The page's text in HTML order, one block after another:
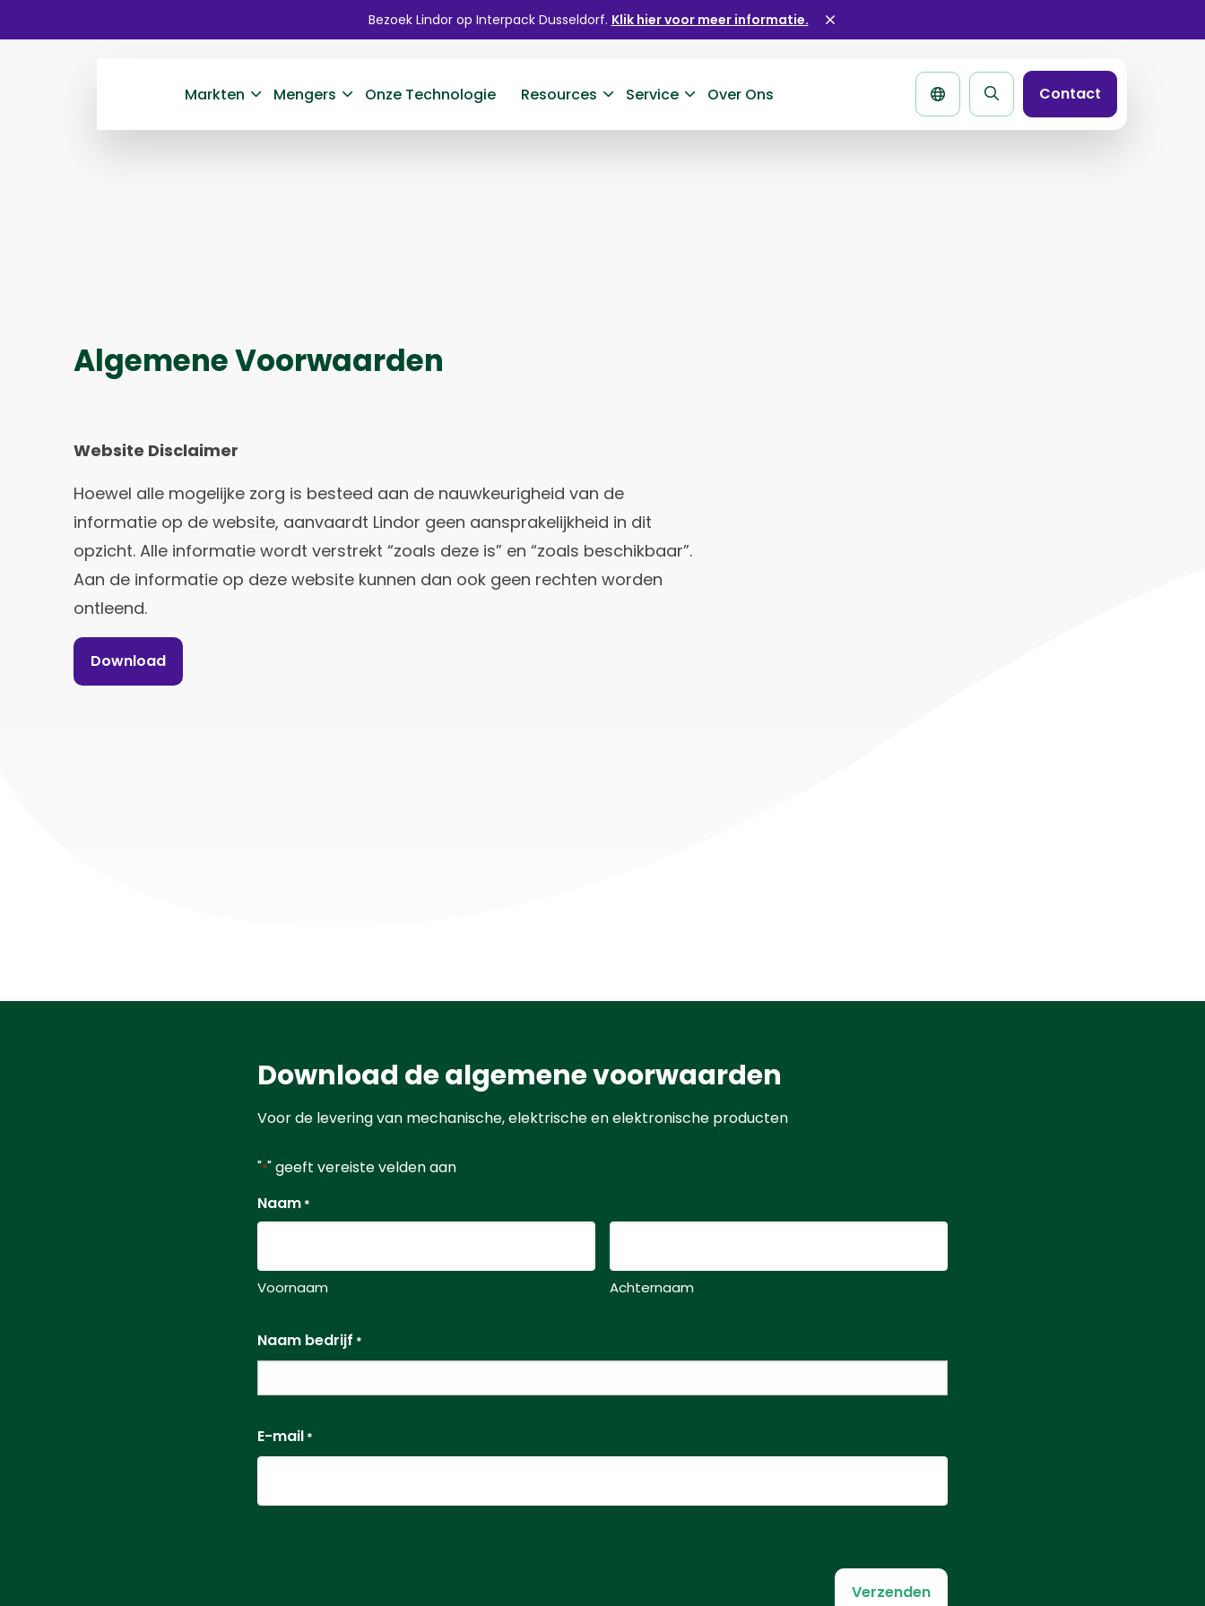
Bezoek Lindor op Interpack Dusseldorf. Klik hier voor meer informatie.
Markten Mengers Onze Technologie Resources Service Over Ons
Zoek
pagina
Contact
Algemene Voorwaarden
Website Disclaimer
Hoewel alle mogelijke zorg is besteed aan de nauwkeurigheid van de
informatie op de website, aanvaardt Lindor geen aansprakelijkheid in dit
opzicht. Alle informatie wordt verstrekt “zoals deze is” en “zoals beschikbaar”.
Aan de informatie op deze website kunnen dan ook geen rechten worden
ontleend.
Download
Download de algemene voorwaarden
Voor de levering van mechanische, elektrische en elektronische producten
"*" geeft vereiste velden aan
Naam *
Voornaam Achternaam
Naam bedrijf *
E-mail *